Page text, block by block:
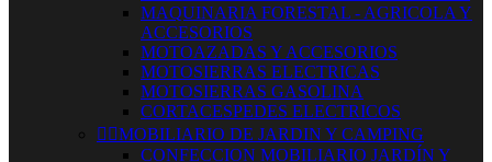
MAQUINARIA FORESTAL - AGRICOLA Y
ACCESORIOS
MOTOAZADAS Y ACCESORIOS
MOTOSIERRAS ELECTRICAS
MOTOSIERRAS GASOLINA
CORTACESPEDES ELECTRICOS
 MOBILIARIO DE JARDIN Y CAMPING
CONFECCION MOBILIARIO JARDÍN Y